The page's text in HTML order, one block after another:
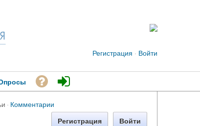
Регистрация · Войти
· Комментарии
Регистрация Войти